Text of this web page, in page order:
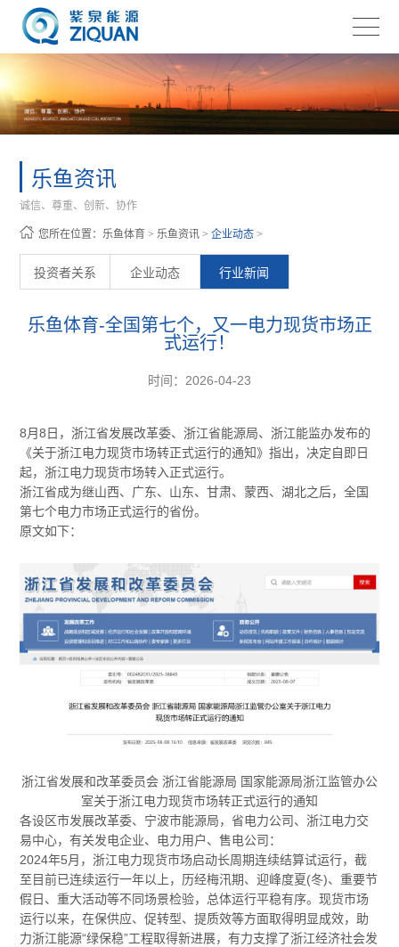
乐鱼资讯
诚信、尊重、创新、协作
您所在位置：乐鱼体育 >乐鱼资讯 >企业动态 >
投资者关系 企业动态 行业新闻
乐鱼体育-全国第七个，又一电力现货市场正
式运行！
时间：2026-04-23
8月8日，浙江省发展改革委、浙江省能源局、浙江能监办发布的
《关于浙江电力现货市场转正式运行的通知》指出，决定自即日
起，浙江电力现货市场转入正式运行。
浙江省成为继山西、广东、山东、甘肃、蒙西、湖北之后，全国
第七个电力市场正式运行的省份。
原文如下：
浙江省发展和改革委员会 浙江省能源局 国家能源局浙江监管办公
室关于浙江电力现货市场转正式运行的通知
各设区市发展改革委、宁波市能源局，省电力公司、浙江电力交
易中心，有关发电企业、电力用户、售电公司：
2024年5月，浙江电力现货市场启动长周期连续结算试运行，截
至目前已连续运行一年以上，历经梅汛期、迎峰度夏(冬)、重要节
假日、重大活动等不同场景检验，总体运行平稳有序。现货市场
运行以来，在保供应、促转型、提质效等方面取得明显成效，助
力浙江能源“绿保稳”工程取得新进展，有力支撑了浙江经济社会发